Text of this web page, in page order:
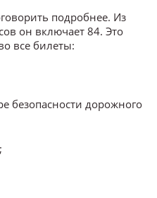
подробнее. Из
он включает 84. Это
все билеты:
безопасности дорожного